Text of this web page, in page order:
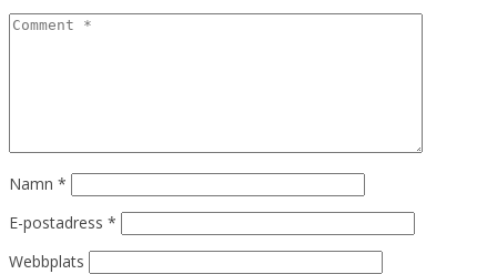
Namn *
E-postadress *
Webbplats